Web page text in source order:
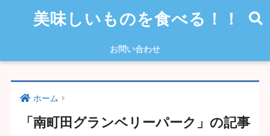
美味しいものを食べる！！
お問い合わせ
ホーム
「南町田グランベリーパーク」の記事